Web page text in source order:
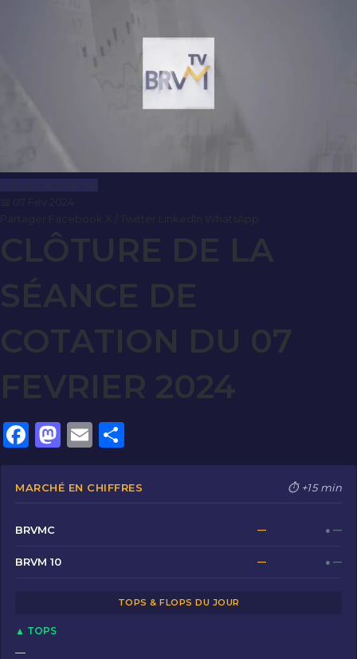
Clôture de Marché
CLÔTURE DE LA
SÉANCE DE
COTATION DU 07
FEVRIER 2024
F
a
c
b
o
o
M
a
st
o
n
E
m
ai
ar
ta
MARCHÉ EN CHIFFRES ⏱ +15 min
BRVMC — ● —
BRVM 10 — ● —
TOPS & FLOPS DU JOUR
▲ TOPS
—